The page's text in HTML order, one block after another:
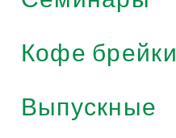
Кофе брейки
Выпускные